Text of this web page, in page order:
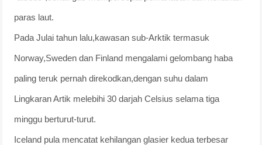
paras laut.
Pada Julai tahun lalu,kawasan sub-Arktik termasuk
Norway,Sweden dan Finland mengalami gelombang haba
paling teruk pernah direkodkan,dengan suhu dalam
Lingkaran Artik melebihi 30 darjah Celsius selama tiga
minggu berturut-turut.
Iceland pula mencatat kehilangan glasier kedua terbesar